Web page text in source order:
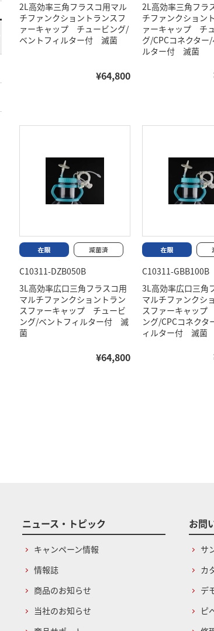
2L高効率三角フラスコ用マル
チファンクショントランスフ
ァーキャップ チュービング/
ベントフィルター付 滅菌
¥64,800
2L高効率三角フラ
チファンクション
ァーキャップ チ
グ/CPCコネクター
ルター付 滅菌
C10311-DZB050B
3L高効率広口三角フラスコ用
マルチファンクショントラン
スファーキャップ チュービ
ング/ベントフィルター付 滅
菌
¥64,800
C10311-GBB100B
3L高効率広口三角
マルチファンクシ
スファーキャップ
ング/CPCコネクタ
ィルター付 滅菌
ニュース・トピック
キャンペーン情報
情報誌
商品のお知らせ
当社のお知らせ
お問
サ
カ
デ
ピ